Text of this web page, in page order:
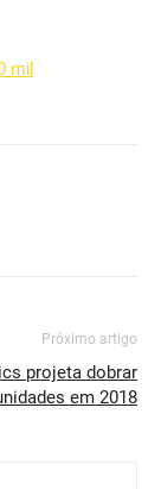
mil
Próximo artigo
projeta dobrar
em 2018